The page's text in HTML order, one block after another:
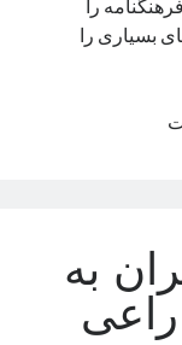
را
بسیاری را
به